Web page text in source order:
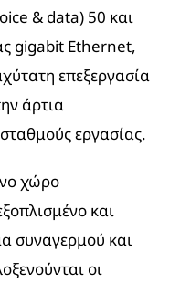
& data) 50 και
gigabit Ethernet,
επεξεργασία
άρτια
εργασίας.
χώρο
και
συναγερμού και
οι